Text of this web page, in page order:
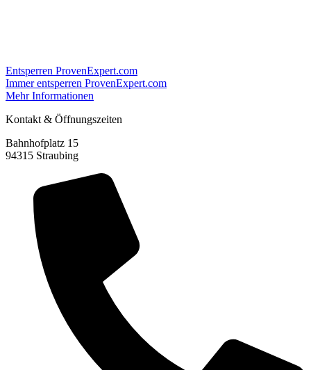
Entsperren ProvenExpert.com
Immer entsperren ProvenExpert.com
Mehr Informationen
Kontakt & Öffnungszeiten
Bahnhofplatz 15
94315 Straubing